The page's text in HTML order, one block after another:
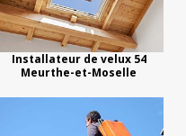
Installateur de velux 54
Meurthe-et-Moselle